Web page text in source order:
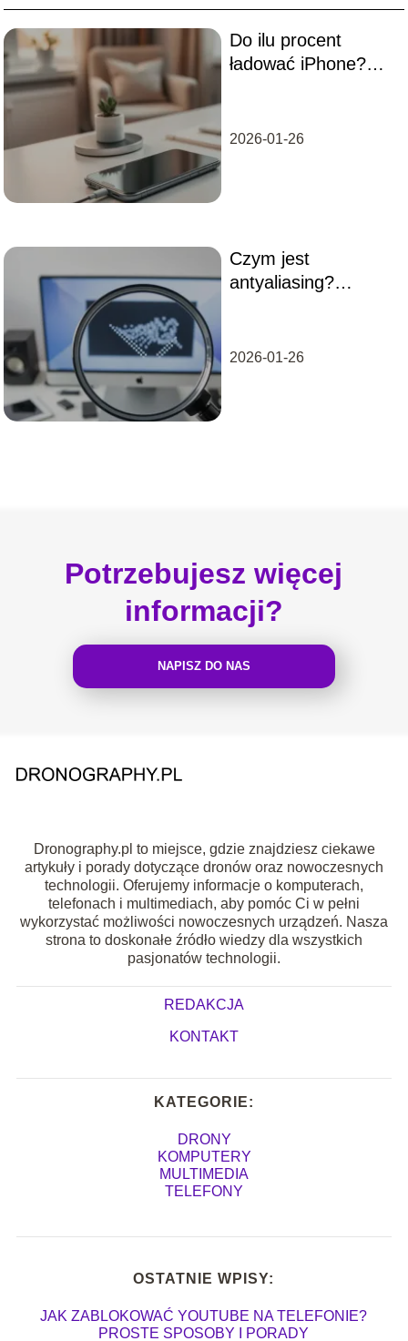
Do ilu procent
ładować iPhone?
2026-01-26
Czym jest
antyaliasing?
2026-01-26
Potrzebujesz więcej
informacji?
NAPISZ DO NAS
Dronography.pl to miejsce, gdzie znajdziesz ciekawe
artykuły i porady dotyczące dronów oraz nowoczesnych
technologii. Oferujemy informacje o komputerach,
telefonach i multimediach, aby pomóc Ci w pełni
wykorzystać możliwości nowoczesnych urządzeń. Nasza
strona to doskonałe źródło wiedzy dla wszystkich
pasjonatów technologii.
REDAKCJA
KONTAKT
KATEGORIE:
DRONY
KOMPUTERY
MULTIMEDIA
TELEFONY
OSTATNIE WPISY:
JAK ZABLOKOWAĆ YOUTUBE NA TELEFONIE?
PROSTE SPOSOBY I PORADY